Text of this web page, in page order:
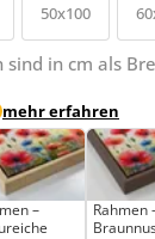
50x100
in cm als
mehr erfahren
–
Rahmen